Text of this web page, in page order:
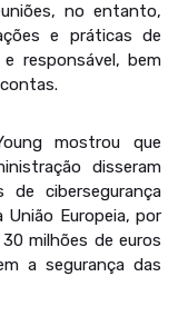
no entanto,
e práticas de
responsável, bem
mostrou que
disseram
cibersegurança
Europeia, por
milhões de euros
a segurança das